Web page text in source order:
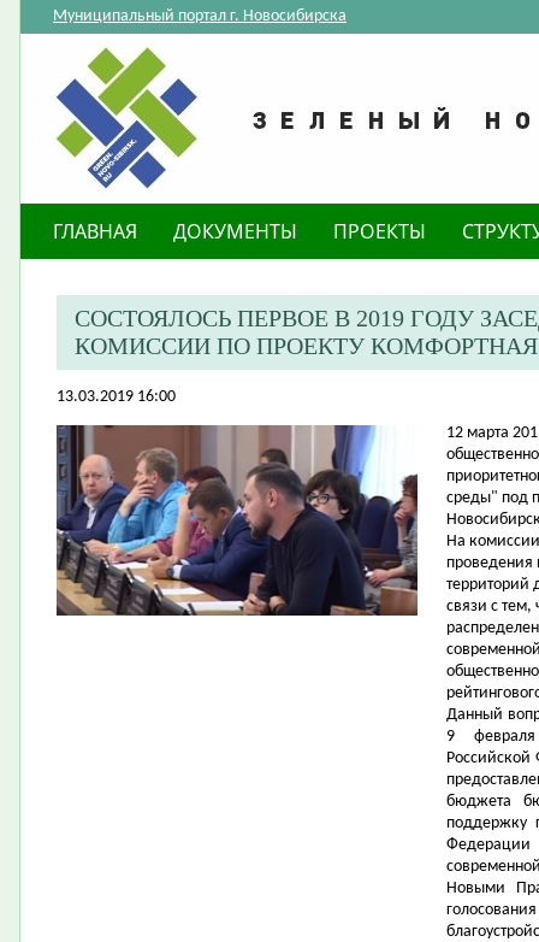
Муниципальный портал г. Новосибирска
ГЛАВНАЯ ДОКУМЕНТЫ ПРОЕКТЫ
СОСТОЯЛОСЬ ПЕРВОЕ В 2019 ГОДУ
КОМИССИИ ПО ПРОЕКТУ КОМФОРТНАЯ
13.03.2019 16:00
12 марта
среды" под
На
проведения
территорий
связи с тем,
Данный
9
бюджета
поддержку
Новыми